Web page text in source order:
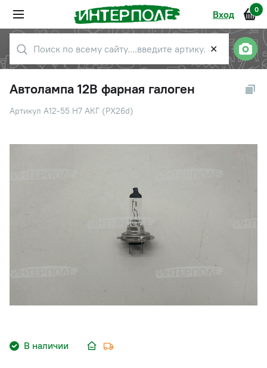
Вход 0
✕
Автолампа 12В фарная галоген
Артикул А12-55 H7 АКГ (PX26d)
В наличии